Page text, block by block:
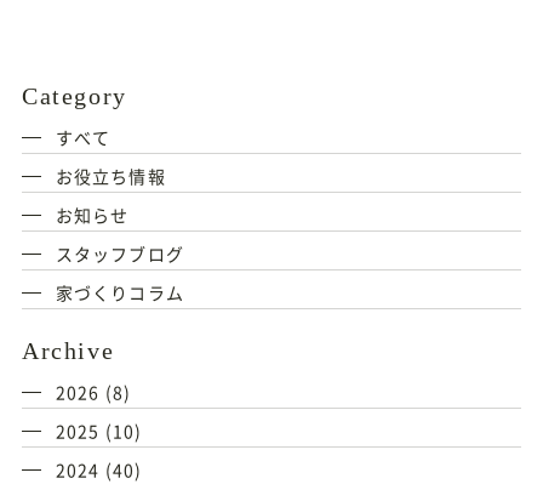
Category
すべて
お役立ち情報
お知らせ
スタッフブログ
家づくりコラム
Archive
2026 (8)
2025 (10)
2024 (40)